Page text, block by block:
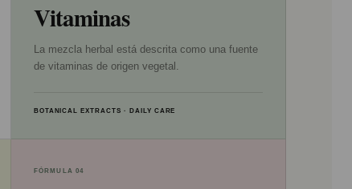
Vitaminas
La mezcla herbal está descrita como una fuente
de vitaminas de origen vegetal.
BOTANICAL EXTRACTS · DAILY CARE
FÓRMULA 04